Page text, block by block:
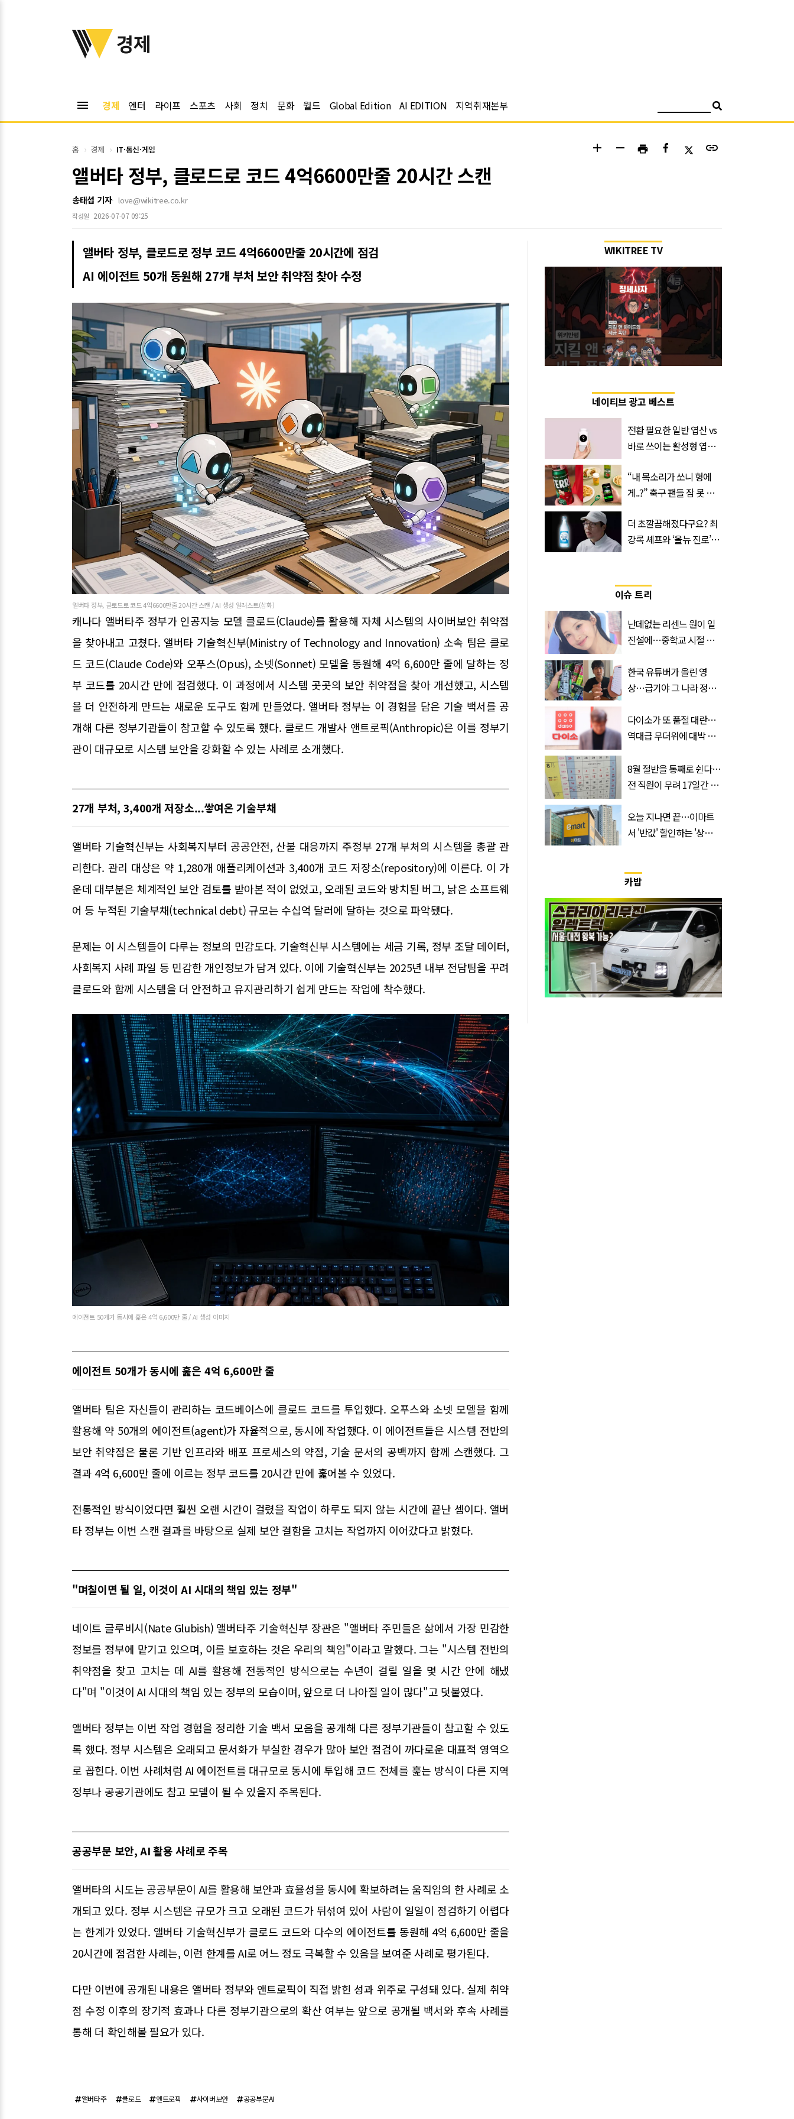
위키트리
경제
menu 경제 엔터 라이프 스포츠 사회 정치 문화 월드 Global Edition AI EDITION 지역취재본부
홈 경제 IT·통신·게임 add remove print link
앨버타 정부, 클로드로 코드 4억6600만줄 20시간 스캔
송태섭 기자 love@wikitree.co.kr
작성일 2026-07-07 09:25
앨버타 정부, 클로드로 정부 코드 4억6600만줄 20시간에 점검
AI 에이전트 50개 동원해 27개 부처 보안 취약점 찾아 수정
앨버타 정부, 클로드로 코드 4억6600만줄 20시간 스캔 / AI 생성 일러스트(삽화)
캐나다 앨버타주 정부가 인공지능 모델 클로드(Claude)를 활용해 자체 시스템의 사이버보안 취약점
을 찾아내고 고쳤다. 앨버타 기술혁신부(Ministry of Technology and Innovation) 소속 팀은 클로
드 코드(Claude Code)와 오푸스(Opus), 소넷(Sonnet) 모델을 동원해 4억 6,600만 줄에 달하는 정
부 코드를 20시간 만에 점검했다. 이 과정에서 시스템 곳곳의 보안 취약점을 찾아 개선했고, 시스템
을 더 안전하게 만드는 새로운 도구도 함께 만들었다. 앨버타 정부는 이 경험을 담은 기술 백서를 공
개해 다른 정부기관들이 참고할 수 있도록 했다. 클로드 개발사 앤트로픽(Anthropic)은 이를 정부기
관이 대규모로 시스템 보안을 강화할 수 있는 사례로 소개했다.
27개 부처, 3,400개 저장소...쌓여온 기술부채
앨버타 기술혁신부는 사회복지부터 공공안전, 산불 대응까지 주정부 27개 부처의 시스템을 총괄 관
리한다. 관리 대상은 약 1,280개 애플리케이션과 3,400개 코드 저장소(repository)에 이른다. 이 가
운데 대부분은 체계적인 보안 검토를 받아본 적이 없었고, 오래된 코드와 방치된 버그, 낡은 소프트웨
어 등 누적된 기술부채(technical debt) 규모는 수십억 달러에 달하는 것으로 파악됐다.
문제는 이 시스템들이 다루는 정보의 민감도다. 기술혁신부 시스템에는 세금 기록, 정부 조달 데이터,
사회복지 사례 파일 등 민감한 개인정보가 담겨 있다. 이에 기술혁신부는 2025년 내부 전담팀을 꾸려
클로드와 함께 시스템을 더 안전하고 유지관리하기 쉽게 만드는 작업에 착수했다.
에이전트 50개가 동시에 훑은 4억 6,600만 줄 / AI 생성 이미지
에이전트 50개가 동시에 훑은 4억 6,600만 줄
앨버타 팀은 자신들이 관리하는 코드베이스에 클로드 코드를 투입했다. 오푸스와 소넷 모델을 함께
활용해 약 50개의 에이전트(agent)가 자율적으로, 동시에 작업했다. 이 에이전트들은 시스템 전반의
보안 취약점은 물론 기반 인프라와 배포 프로세스의 약점, 기술 문서의 공백까지 함께 스캔했다. 그
결과 4억 6,600만 줄에 이르는 정부 코드를 20시간 만에 훑어볼 수 있었다.
전통적인 방식이었다면 훨씬 오랜 시간이 걸렸을 작업이 하루도 되지 않는 시간에 끝난 셈이다. 앨버
타 정부는 이번 스캔 결과를 바탕으로 실제 보안 결함을 고치는 작업까지 이어갔다고 밝혔다.
"며칠이면 될 일, 이것이 AI 시대의 책임 있는 정부"
네이트 글루비시(Nate Glubish) 앨버타주 기술혁신부 장관은 "앨버타 주민들은 삶에서 가장 민감한
정보를 정부에 맡기고 있으며, 이를 보호하는 것은 우리의 책임"이라고 말했다. 그는 "시스템 전반의
취약점을 찾고 고치는 데 AI를 활용해 전통적인 방식으로는 수년이 걸릴 일을 몇 시간 안에 해냈
다"며 "이것이 AI 시대의 책임 있는 정부의 모습이며, 앞으로 더 나아질 일이 많다"고 덧붙였다.
앨버타 정부는 이번 작업 경험을 정리한 기술 백서 모음을 공개해 다른 정부기관들이 참고할 수 있도
록 했다. 정부 시스템은 오래되고 문서화가 부실한 경우가 많아 보안 점검이 까다로운 대표적 영역으
로 꼽힌다. 이번 사례처럼 AI 에이전트를 대규모로 동시에 투입해 코드 전체를 훑는 방식이 다른 지역
정부나 공공기관에도 참고 모델이 될 수 있을지 주목된다.
공공부문 보안, AI 활용 사례로 주목
앨버타의 시도는 공공부문이 AI를 활용해 보안과 효율성을 동시에 확보하려는 움직임의 한 사례로 소
개되고 있다. 정부 시스템은 규모가 크고 오래된 코드가 뒤섞여 있어 사람이 일일이 점검하기 어렵다
는 한계가 있었다. 앨버타 기술혁신부가 클로드 코드와 다수의 에이전트를 동원해 4억 6,600만 줄을
20시간에 점검한 사례는, 이런 한계를 AI로 어느 정도 극복할 수 있음을 보여준 사례로 평가된다.
다만 이번에 공개된 내용은 앨버타 정부와 앤트로픽이 직접 밝힌 성과 위주로 구성돼 있다. 실제 취약
점 수정 이후의 장기적 효과나 다른 정부기관으로의 확산 여부는 앞으로 공개될 백서와 후속 사례를
통해 더 확인해볼 필요가 있다.
앨버타주 클로드 앤트로픽 사이버보안 공공부문AI
WIKITREE TV
네이티브 광고 베스트
전환 필요한 일반 엽산 vs
바로 쓰이는 활성형 엽
‘Quatrefolic®’ 주목
“내 목소리가 쏘니 형에
게..?” 축구 팬들 잠 못 들
트
더 초깔끔해졌다구요? 최
강록 셰프와 ‘올뉴 진로’의
이슈 트리
난데없는 리센느 원이 일
진설에…중학교 시절 담
한국 유튜버가 올린 영
상…급기야 그 나라 정부
다이소가 또 품절 대란…
역대급 무더위에 대박 난
8월 절반을 통째로 쉰다…
전 직원이 무려 17일간 휴
오늘 지나면 끝…이마트
서 '반값' 할인하는 '상
카밥